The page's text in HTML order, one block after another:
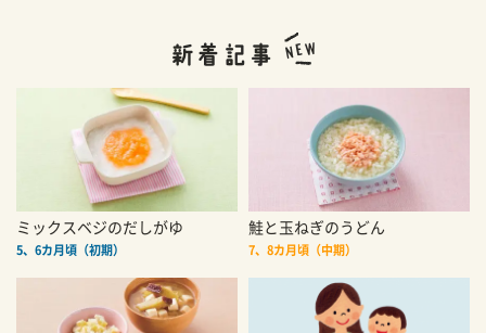
ミックスベジのだしがゆ
5、6カ月頃（初期）
鮭と玉ねぎのうどん
7、8カ月頃（中期）